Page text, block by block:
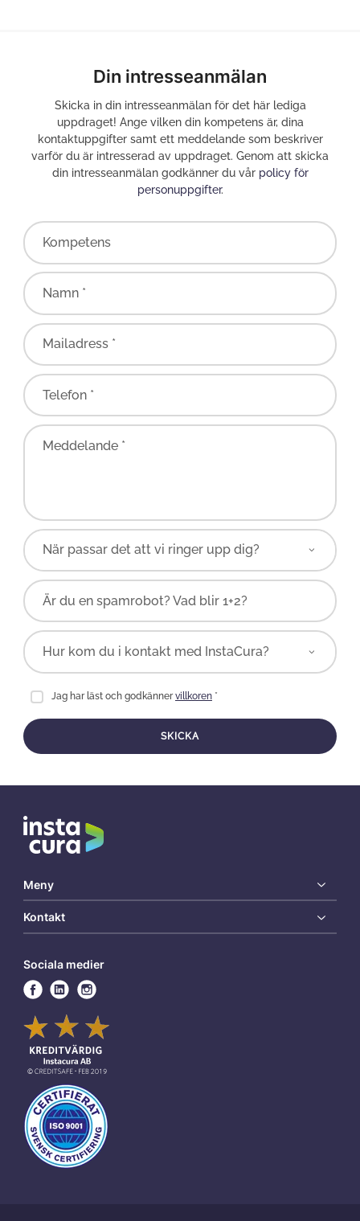
Din intresseanmälan
Skicka in din intresseanmälan för det här lediga
uppdraget! Ange vilken din kompetens är, dina
kontaktuppgifter samt ett meddelande som beskriver
varför du är intresserad av uppdraget. Genom att skicka
din intresseanmälan godkänner du vår policy för
personuppgifter.
Kompetens
Namn *
Mailadress *
Telefon *
Meddelande *
Är du en spamrobot? Vad blir 1+2?
Jag har läst och godkännervillkoren*
SKICKA
Meny
Kontakt
Sociala medier